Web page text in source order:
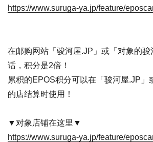
https://www.suruga-ya.jp/feature/
在邮购网站「骏河屋.JP」或「对象的骏
话，积分是2倍！
累积的EPOS积分可以在「骏河屋.JP」
的店结算时使用！
▼对象店铺在这里▼
https://www.suruga-ya.jp/feature/